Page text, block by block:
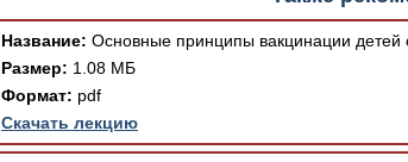
поддержки Вашим браузером шрифтов и
ошибка устраняется Вашим программным
Название: Основные принципы вакцинации детей
Размер: 1.08 МБ
Формат: pdf
Скачать лекцию